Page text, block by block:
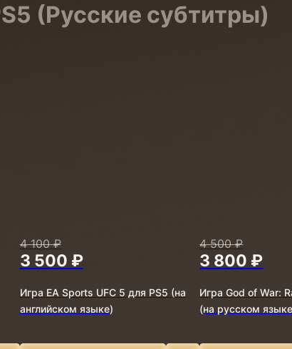
(Русские субтитры)
4 100 ₽
3 500 ₽
Игра EA Sports UFC 5 для PS5 (на
английском языке)
4 500 ₽
3 800 ₽
Игра God of War:
(на русском